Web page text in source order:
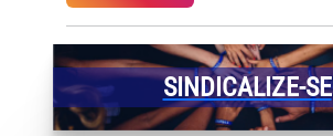
SINDICALIZE-SE